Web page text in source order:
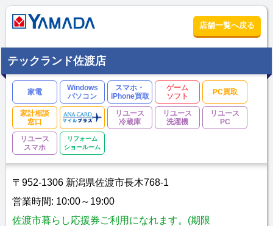
店舗一覧へ戻る
テックランド佐渡店
家電
Windows
パソコン
スマホ・
iPhone買取
ゲーム
ソフト
PC買取
家計相談
窓口
リユース
冷蔵庫
リユース
洗濯機
リユース
PC
リユース
スマホ
リフォーム
ショールーム
〒952-1306 新潟県佐渡市長木768-1
営業時間: 10:00～19:00
佐渡市暮らし応援券ご利用になれます。(期限